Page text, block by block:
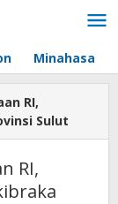
Minahasa
RI,
Sulut
RI,